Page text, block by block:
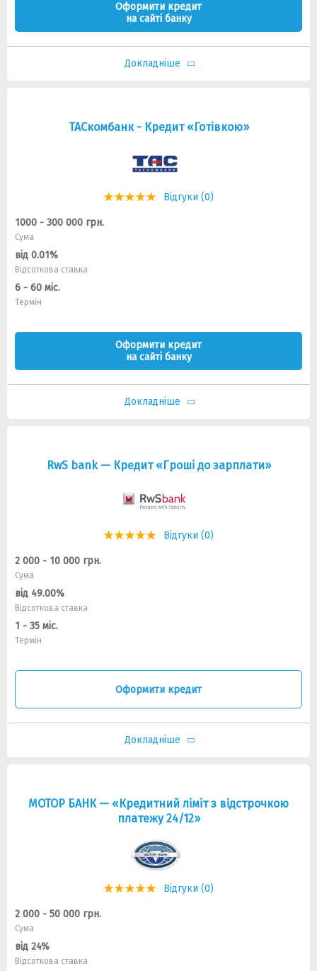
Оформити кредит
на сайті банку
Докладніше
ТАСкомбанк - Кредит «Готівкою»
Відгуки (0)
1000 - 300 000 грн.
Сума
від 0.01%
Відсоткова ставка
6 - 60 міс.
Термін
Оформити кредит
на сайті банку
Докладніше
RwS bank — Кредит «Гроші до зарплати»
Відгуки (0)
2 000 - 10 000 грн.
Сума
від 49.00%
Відсоткова ставка
1 - 35 міс.
Термін
Оформити кредит
Докладніше
МОТОР БАНК — «Кредитний ліміт з відстрочкою
платежу 24/12»
Відгуки (0)
2 000 - 50 000 грн.
Сума
від 24%
Відсоткова ставка